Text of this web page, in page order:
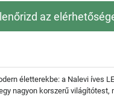
az
életterekbe: a Nalevi íves
nagyon korszerű világítótest,